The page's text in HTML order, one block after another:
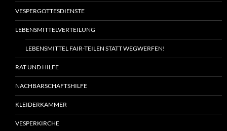
VESPERGOTTESDIENSTE
LEBENSMITTELVERTEILUNG
LEBENSMITTEL FAIR-TEILEN STATT WEGWERFEN!
RAT UND HILFE
NACHBARSCHAFTSHILFE
KLEIDERKAMMER
VESPERKIRCHE